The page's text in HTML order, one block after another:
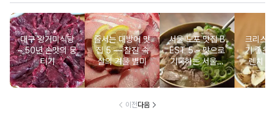
대구 왕거미식당
– 50년 손맛의 뭉
티기
줄서는 대방어 맛
집 5 ― 찰진 속
살의 겨울 별미
서울 노포 맛집 B
EST 5 – 맛으로
기록하는 서울의
시간
크리스
기 좋은
렌치
이전다음